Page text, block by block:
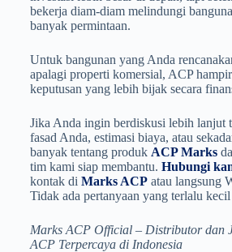
bekerja diam-diam melindungi
banyak permintaan.
Untuk bangunan yang Anda
apalagi properti komersial, ACP
keputusan yang lebih bijak secara
Jika Anda ingin berdiskusi lebih lanjut
fasad Anda, estimasi biaya, atau
banyak tentang produk ACP Marks
tim kami siap membantu. Hubungi
kontak di Marks ACPatau langsung
Tidak ada pertanyaan yang terlalu
Marks ACP Official – Distributor dan
ACP Terpercaya di Indonesia